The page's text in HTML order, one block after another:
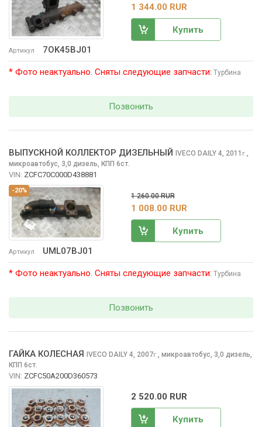
Артикул 7OK45BJ01
1 344.00 RUR
Купить
* Фото неактуально. Сняты следующие запчасти: Турбина
Позвонить
-20%
Артикул UML07BJ01
ВЫПУСКНОЙ КОЛЛЕКТОР ДИЗЕЛЬНЫЙ IVECO DAILY 4, 2011 г.,
микроавтобус, 3,0 дизель, КПП 6ст.
VIN: ZCFC70C000D438881
1 260.00 RUR
1 008.00 RUR
Купить
* Фото неактуально. Сняты следующие запчасти: Турбина
Позвонить
ГАЙКА КОЛЕСНАЯ IVECO DAILY 4, 2007г., микроавтобус, 3,0 дизель,
КПП 6ст.
VIN: ZCFC50A200D360573
2 520.00 RUR
Купить